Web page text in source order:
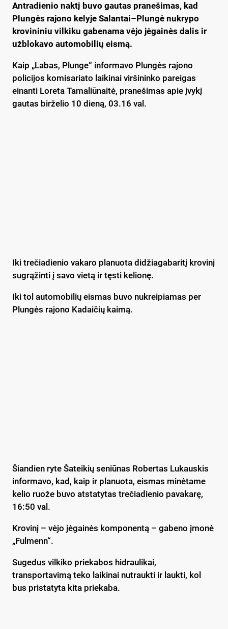
Antradienio naktį buvo gautas pranešimas, kad
Plungės rajono kelyje Salantai–Plungė nukrypo
krovininiu vilkiku gabenama vėjo jėgainės dalis ir
užblokavo automobilių eismą.
Kaip „Labas, Plunge“ informavo Plungės rajono
policijos komisariato laikinai viršininko pareigas
einanti Loreta Tamaliūnaitė, pranešimas apie įvykį
gautas birželio 10 dieną, 03.16 val.
Iki trečiadienio vakaro planuota didžiagabaritį krovinį
sugrąžinti į savo vietą ir tęsti kelionę.
Iki tol automobilių eismas buvo nukreipiamas per
Plungės rajono Kadaičių kaimą.
Šiandien ryte Šateikių seniūnas Robertas Lukauskis
informavo, kad, kaip ir planuota, eismas minėtame
kelio ruože buvo atstatytas trečiadienio pavakarę,
16:50 val.
Krovinį – vėjo jėgainės komponentą – gabeno įmonė
„Fulmenn“.
Sugedus vilkiko priekabos hidraulikai,
transportavimą teko laikinai nutraukti ir laukti, kol
bus pristatyta kita priekaba.